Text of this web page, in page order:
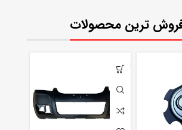
ترین محصولات